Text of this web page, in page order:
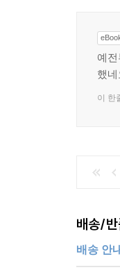
예
했
이 한
배송/
배송 안